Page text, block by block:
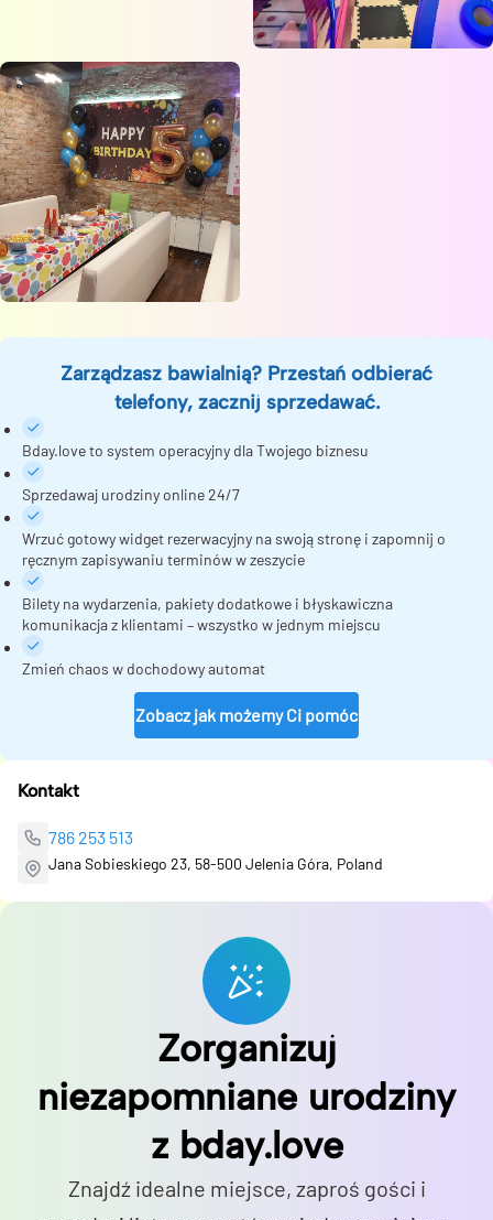
Zarządzasz bawialnią? Przestań odbierać
telefony, zacznij sprzedawać.
Bday.love to system operacyjny dla Twojego biznesu
Sprzedawaj urodziny online 24/7
Wrzuć gotowy widget rezerwacyjny na swoją stronę i zapomnij o
ręcznym zapisywaniu terminów w zeszycie
Bilety na wydarzenia, pakiety dodatkowe i błyskawiczna
komunikacja z klientami – wszystko w jednym miejscu
Zmień chaos w dochodowy automat
Zobacz jak możemy Ci pomóc
Kontakt
786 253 513
Jana Sobieskiego 23, 58-500 Jelenia Góra, Poland
Zorganizuj
niezapomniane urodziny
z bday.love
Znajdź idealne miejsce, zaproś gości i